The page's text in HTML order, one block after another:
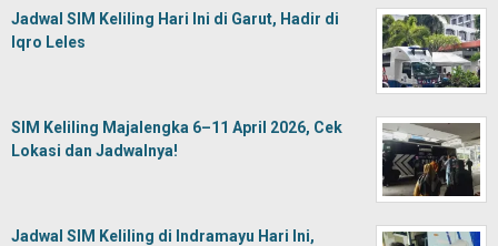
Jadwal SIM Keliling Hari Ini di Garut, Hadir di
Iqro Leles
SIM Keliling Majalengka 6–11 April 2026, Cek
Lokasi dan Jadwalnya!
Jadwal SIM Keliling di Indramayu Hari Ini,